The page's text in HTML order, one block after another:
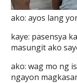
ako: ayos lang
kaye: pasensya
masungit ako
ako: wag mo ng
ngayon